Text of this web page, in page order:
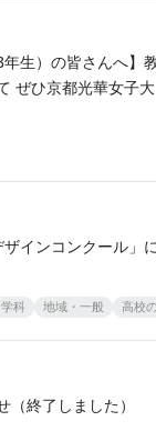
年生）の皆さんへ】
ぜひ京都光華女子
インコンクール」
科 地域・一般 高校
（終了しました）